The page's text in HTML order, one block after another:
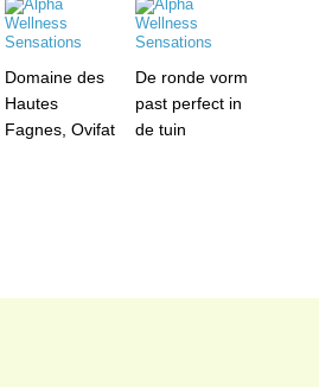
Domaine des
Hautes
Fagnes, Ovifat
De ronde vorm
past perfect in
de tuin